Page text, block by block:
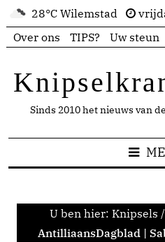
28°C Wilemstad
Over ons
TIPS? Uw steun
Sinds 2010 het nieuws van
U ben hier: Knipsels /
AntilliaansDagblad |